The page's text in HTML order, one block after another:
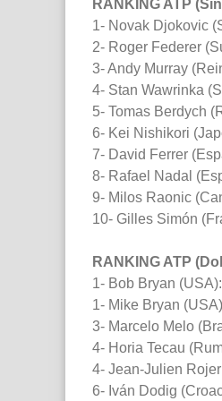
RANKING ATP
1- Novak Djokovic
2- Roger Federer
3- Andy Murray
4- Stan Wawrinka
5- Tomas Berdych
6- Kei Nishikori
7- David Ferrer
8- Rafael Nadal
9- Milos Raonic
10- Gilles Simón
RANKING ATP
1- Bob Bryan
1- Mike Bryan
3- Marcelo Melo
4- Horia Tecau
4- Jean-Julien
6- Iván Dodig